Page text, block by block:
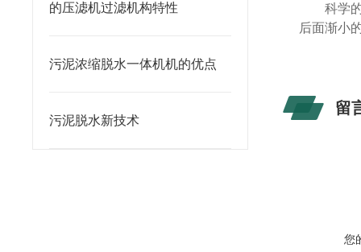
的压滤机过滤机构特性
污泥浓缩脱水一体机机的优点
污泥脱水新技术
科学
后面渐小
留
您